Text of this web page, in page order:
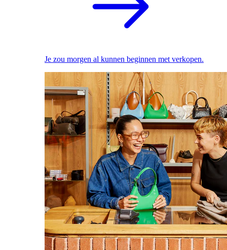
Je zou morgen al kunnen beginnen met verkopen.